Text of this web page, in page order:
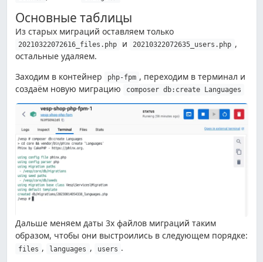
Основные таблицы
Из старых миграций оставляем только
20210322072616_files.php и 20210322072635_users.php ,
остальные удаляем.
Заходим в контейнер
php-fpm , переходим в терминал и
создаём новую миграцию
composer db:create Languages
Дальше меняем даты 3х файлов миграций таким
образом, чтобы они выстроились в следующем порядке:
files , languages , users .